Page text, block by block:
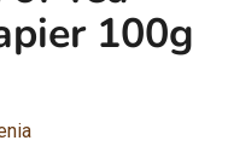
100g